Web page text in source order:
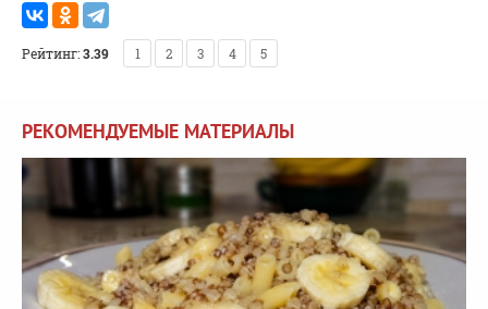
Рейтинг:3.39 1 2 3 4 5
РЕКОМЕНДУЕМЫЕ МАТЕРИАЛЫ